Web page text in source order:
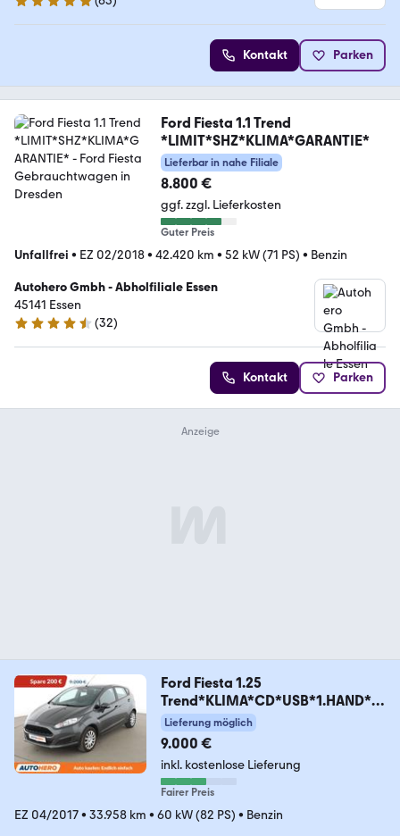
4.9 Sterne
Kontakt Parken
Ford Fiesta 1.1 Trend
*LIMIT*SHZ*KLIMA*GARANTIE*
Lieferbar in nahe Filiale
8.800 €
ggf. zzgl. Lieferkosten
Guter Preis
Unfallfrei • EZ 02/2018• 42.420 km • 52 kW (71 PS) • Benzin
Autohero Gmbh - Abholfiliale Essen
45141 Essen
4.7 Sterne
(32)
Kontakt Parken
Ford Fiesta 1.25
Trend*KLIMA*CD*USB*1.HAND*G
ARANTIE*
Lieferung möglich
9.000 €
inkl. kostenlose Lieferung
Fairer Preis
EZ 04/2017• 33.958 km • 60 kW (82 PS) • Benzin